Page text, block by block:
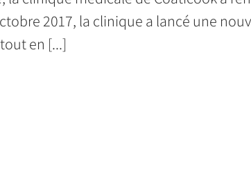
2017, la clinique a lancé une
en [...]